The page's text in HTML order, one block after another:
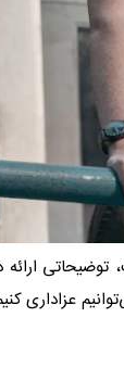
ارائه
عزاداری